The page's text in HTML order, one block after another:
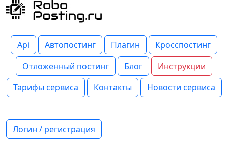
Api Автопостинг Плагин
Кросспостинг
Отложенный постинг
Блог
Инструкции
Тарифы сервиса
Контакты Новости сервиса
Логин / регистрация